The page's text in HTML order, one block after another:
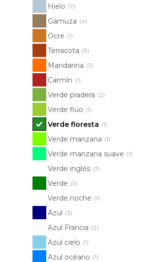
Hielo (7)
Gamuza (4)
Ocre (1)
Terracota (3)
Mandarina (3)
Carmín (1)
Verde pradera (2)
Verde flúo (1)
Verde floresta (1)
Verde manzana (1)
Verde manzana suave (1)
Verde inglés (3)
Verde (3)
Verde noche (1)
Azul (3)
Azul Francia (2)
Azul cielo (1)
Azul océano (1)